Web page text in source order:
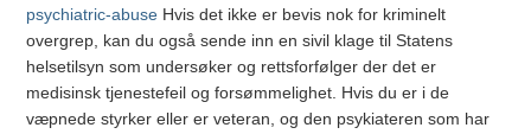
psychiatric-abuse Hvis det ikke er bevis nok for kriminelt
overgrep, kan du også sende inn en sivil klage til Statens
helsetilsyn som undersøker og rettsforfølger der det er
medisinsk tjenestefeil og forsømmelighet. Hvis du er i de
væpnede styrker eller er veteran, og den psykiateren som har